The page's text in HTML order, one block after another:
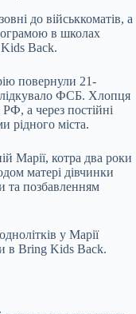
до військкоматів, а
в школах
Kids Back.
повернули 21-
ФСБ. Хлопця
а через постійні
рідного міста.
Марії, котра два роки
матері дівчинки
та позбавленням
у Марії
в Bring Kids Back.